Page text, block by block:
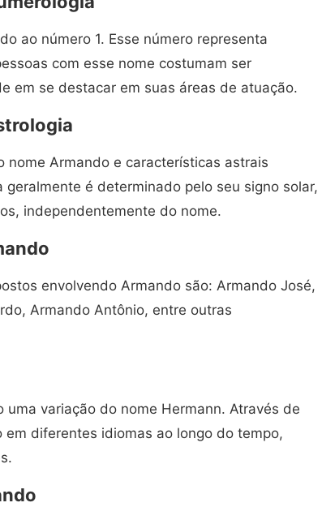
ao número 1. Esse número representa
com esse nome costumam ser
em se destacar em suas áreas de atuação.
nome Armando e características astrais
é determinado pelo seu signo solar,
independentemente do nome.
envolvendo Armando são: Armando José,
Armando Antônio, entre outras
variação do nome Hermann. Através de
diferentes idiomas ao longo do tempo,